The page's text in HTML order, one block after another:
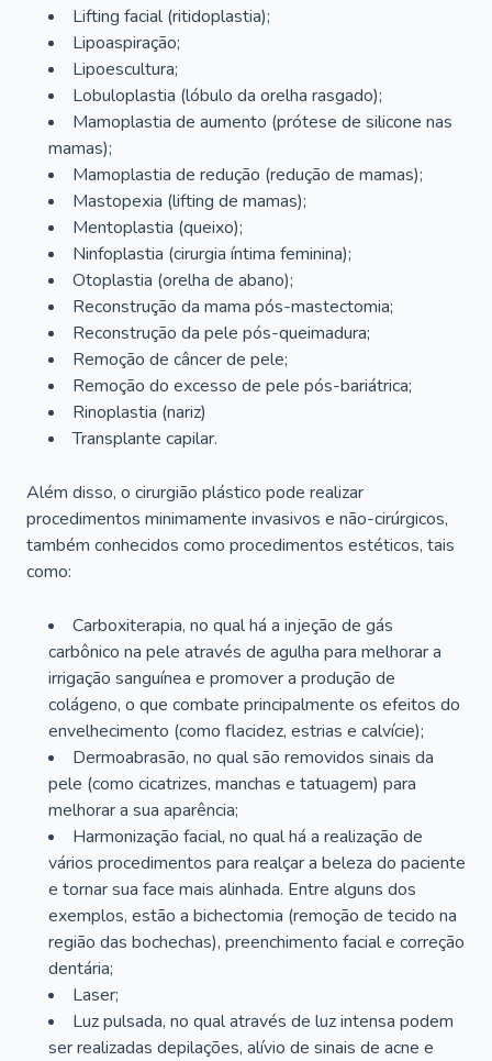
Lifting facial (ritidoplastia);
Lipoaspiração;
Lipoescultura;
Lobuloplastia (lóbulo da orelha rasgado);
Mamoplastia de aumento (prótese de silicone nas
mamas);
Mamoplastia de redução (redução de mamas);
Mastopexia (lifting de mamas);
Mentoplastia (queixo);
Ninfoplastia (cirurgia íntima feminina);
Otoplastia (orelha de abano);
Reconstrução da mama pós-mastectomia;
Reconstrução da pele pós-queimadura;
Remoção de câncer de pele;
Remoção do excesso de pele pós-bariátrica;
Rinoplastia (nariz)
Transplante capilar.
Além disso, o cirurgião plástico pode realizar
procedimentos minimamente invasivos e não-cirúrgicos,
também conhecidos como procedimentos estéticos, tais
como:
Carboxiterapia, no qual há a injeção de gás
carbônico na pele através de agulha para melhorar a
irrigação sanguínea e promover a produção de
colágeno, o que combate principalmente os efeitos do
envelhecimento (como flacidez, estrias e calvície);
Dermoabrasão, no qual são removidos sinais da
pele (como cicatrizes, manchas e tatuagem) para
melhorar a sua aparência;
Harmonização facial, no qual há a realização de
vários procedimentos para realçar a beleza do paciente
e tornar sua face mais alinhada. Entre alguns dos
exemplos, estão a bichectomia (remoção de tecido na
região das bochechas), preenchimento facial e correção
dentária;
Laser;
Luz pulsada, no qual através de luz intensa podem
ser realizadas depilações, alívio de sinais de acne e